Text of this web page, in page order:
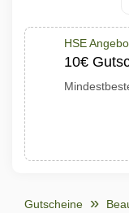
HSE
10€
Gutscheine